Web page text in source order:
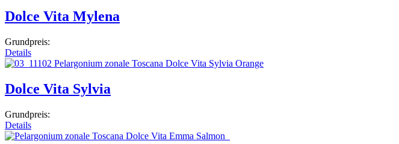
Dolce Vita Mylena
Grundpreis:
Details
Dolce Vita Sylvia
Grundpreis:
Details